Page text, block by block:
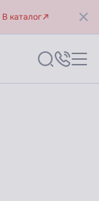
В каталог